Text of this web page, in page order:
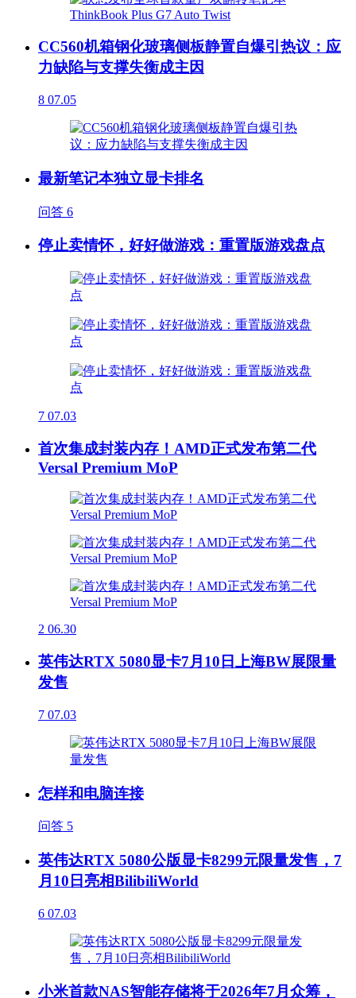
CC560机箱钢化玻璃侧板静置自爆引热议：应
力缺陷与支撑失衡成主因
8 07.05
最新笔记本独立显卡排名
问答 6
停止卖情怀，好好做游戏：重置版游戏盘点
7 07.03
首次集成封装内存！AMD正式发布第二代
Versal Premium MoP
2 06.30
英伟达RTX 5080显卡7月10日上海BW展限量
发售
7 07.03
怎样和电脑连接
问答 5
英伟达RTX 5080公版显卡8299元限量发售，7
月10日亮相BilibiliWorld
6 07.03
小米首款NAS智能存储将于2026年7月众筹，